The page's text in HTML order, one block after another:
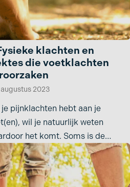
klachten en
die voetklachten
2023
pijnklachten hebt aan je
wil je natuurlijk weten
het komt. Soms is de
gewoon duidelijk;